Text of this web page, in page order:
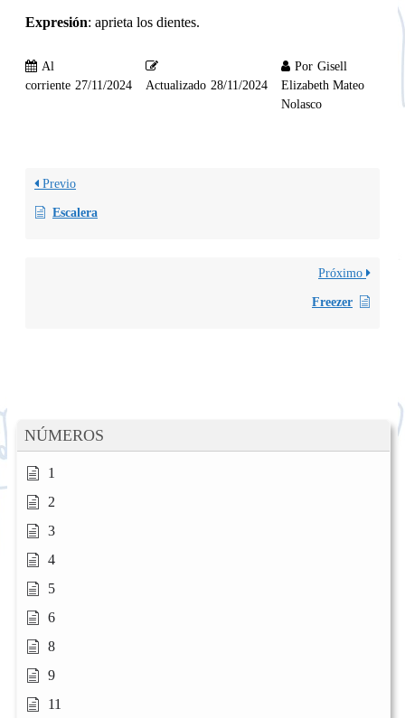
NÚMEROS
1
2
3
4
5
6
8
9
11
Expresión: aprieta los dientes.
Al
corriente 27/11/2024 Actualizado 28/11/2024
Por Gisell
Elizabeth Mateo
Nolasco
Previo
Escalera
Próximo
Freezer